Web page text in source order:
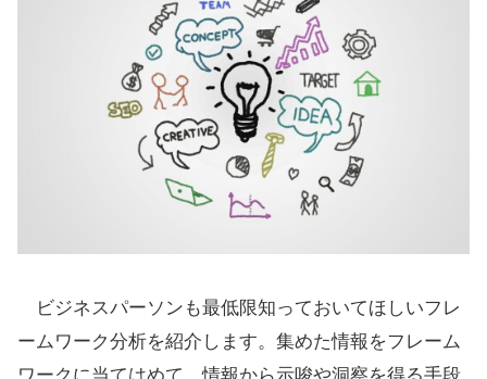
ビジネスパーソンも最低限知っておいてほしいフレ
ームワーク分析を紹介します。集めた情報をフレーム